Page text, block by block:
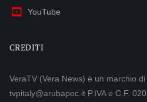
YouTube
CREDITI
VeraTV (Vera News) è un marchio di
tvpitaly@arubapec.it P.IVA e C.F.